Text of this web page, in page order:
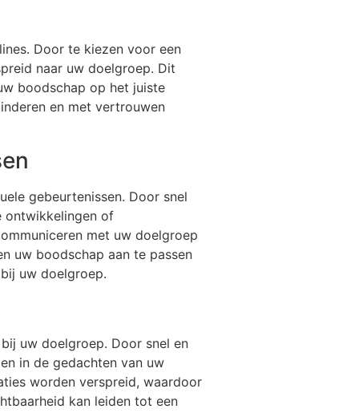
Door te kiezen voor een
naar uw doelgroep. Dit
boodschap op het juiste
en met vertrouwen
gebeurtenissen. Door snel
ontwikkelingen of
met uw doelgroep
uw boodschap aan te passen
uw doelgroep.
uw doelgroep. Door snel en
in de gedachten van uw
worden verspreid, waardoor
kan leiden tot een